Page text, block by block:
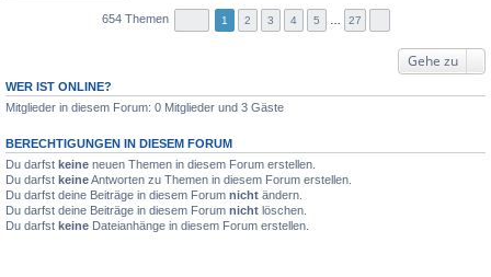
654 Themen 1 2 3 4 5 27
Gehe zu
WER IST ONLINE?
Mitglieder in diesem Forum: 0 Mitglieder und 3 Gäste
BERECHTIGUNGEN IN DIESEM FORUM
Du darfst keine neuen Themen in diesem Forum erstellen.
Du darfst keineAntworten zu Themen in diesem Forum erstellen.
Du darfst deine Beiträge in diesem Forum nicht ändern.
Du darfst deine Beiträge in diesem Forum nicht löschen.
Du darfst keine Dateianhänge in diesem Forum erstellen.